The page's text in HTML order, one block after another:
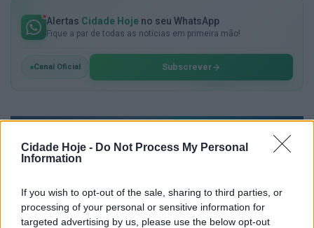
Cidade Hoje - Do Not Process My Personal
Information
If you wish to opt-out of the sale, sharing to third parties, or
processing of your personal or sensitive information for
targeted advertising by us, please use the below opt-out
Alertas Cidade Hoje no seu WhatsApp
Fique a par de todas as notícias em primeira mão!
Canal Oficial Subscrever
A lesão de Gustavo Sá, contraída na partida com o FC